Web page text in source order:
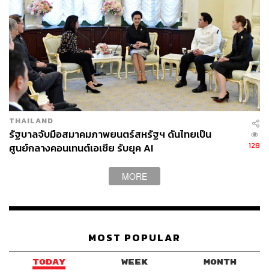
THAILAND
รัฐบาลจับมือสมาคมภาพยนตร์สหรัฐฯ ดันไทยเป็น
ศูนย์กลางคอนเทนต์เอเชีย รับยุค AI
128
MORE
MOST POPULAR
TODAY WEEK MONTH